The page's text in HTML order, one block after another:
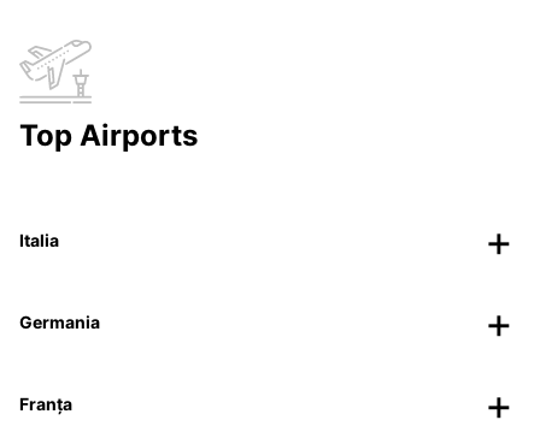
Top Airports
Italia
Germania
Franța